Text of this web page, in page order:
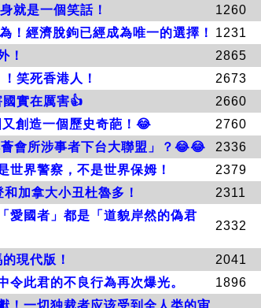
就是一個笑話！
1260
經濟脫鉤已經成為唯一的選擇！
1231
！
2865
笑死香港人！
2673
實在厲害👍
2660
創造一個歷史奇葩！😂
2760
會所涉事者下台大聯盟」？😂😂
2336
世界警察，不是世界保姆！
2379
加拿大小丑杜魯多！
2311
愛國者」都是「道貌岸然的偽君
2332
現代版！
2041
此君的不良行為再次爆光。
1896
！一切独裁者应该受到全人类的审